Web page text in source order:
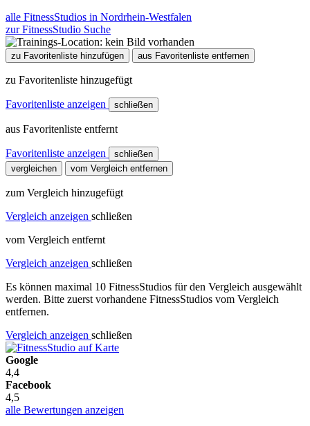
alle FitnessStudios in Nordrhein-Westfalen
zur FitnessStudio Suche
zu Favoritenliste hinzufügen aus Favoritenliste entfernen
zu Favoritenliste hinzugefügt
Favoritenliste anzeigen schließen
aus Favoritenliste entfernt
Favoritenliste anzeigen
schließen
vergleichen
vom Vergleich entfernen
zum Vergleich hinzugefügt
Vergleich anzeigen schließen
vom Vergleich entfernt
Vergleich anzeigen schließen
Es können maximal 10 FitnessStudios für den Vergleich ausgewählt
werden. Bitte zuerst vorhandene FitnessStudios vom Vergleich
entfernen.
Vergleich anzeigen schließen
Google
4,4
Facebook
4,5
alle Bewertungen anzeigen